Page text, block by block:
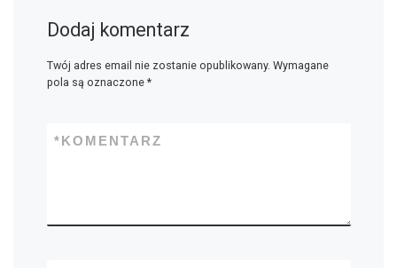
Dodaj komentarz
Twój adres email nie zostanie opublikowany. Wymagane
pola są oznaczone *
KOMENTARZ
*